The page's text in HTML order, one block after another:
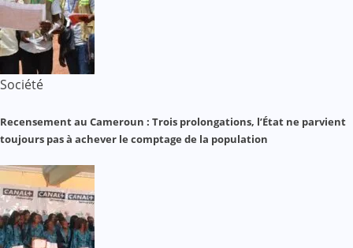
Société
Recensement au Cameroun : Trois prolongations, l’État ne parvient
toujours pas à achever le comptage de la population